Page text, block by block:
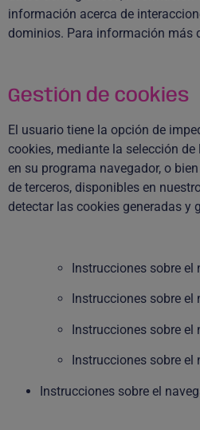
información acerca de
dominios. Para información más
Gestión de cookies
El usuario tiene la opción de
cookies, mediante la selección
en su programa navegador, o
de terceros, disponibles en
detectar las cookies generadas y
Instrucciones sobre el
Instrucciones sobre el
Instrucciones sobre el
Instrucciones sobre
Instrucciones sobre el